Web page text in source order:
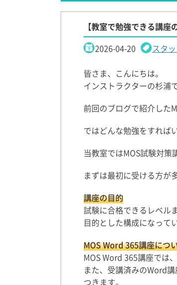
【教室で勉強できる講座
2026-04-20
スタ
皆さま、こんにちは。
インストラクターの杉浦
前回のブログで紹介した
ではどんな勉強をすれば
当教室ではMOS試験対
まずは最初に受ける方が
講座の目的
試験に合格できるレベル
目的とした構成になって
MOS Word 365講座につ
MOS Word 365講座では
また、受講済みのWord
つきます。